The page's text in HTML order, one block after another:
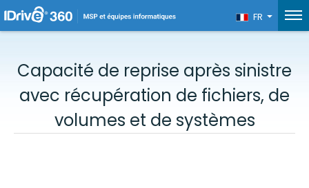
FR
Capacité de reprise après sinistre
avec récupération de fichiers, de
volumes et de systèmes